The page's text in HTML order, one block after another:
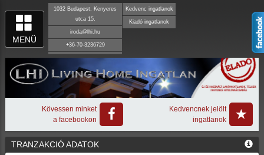
MENÜ
1032 Budapest, Kenyeres
utca 15.
iroda@lhi.hu
+36-70-3236729
Kedvenc ingatlanok
Kiadó ingatlanok
Kövessen minket
a facebookon
Kedvencnek jelölt
ingatlanok
TRANZAKCIÓ ADATOK